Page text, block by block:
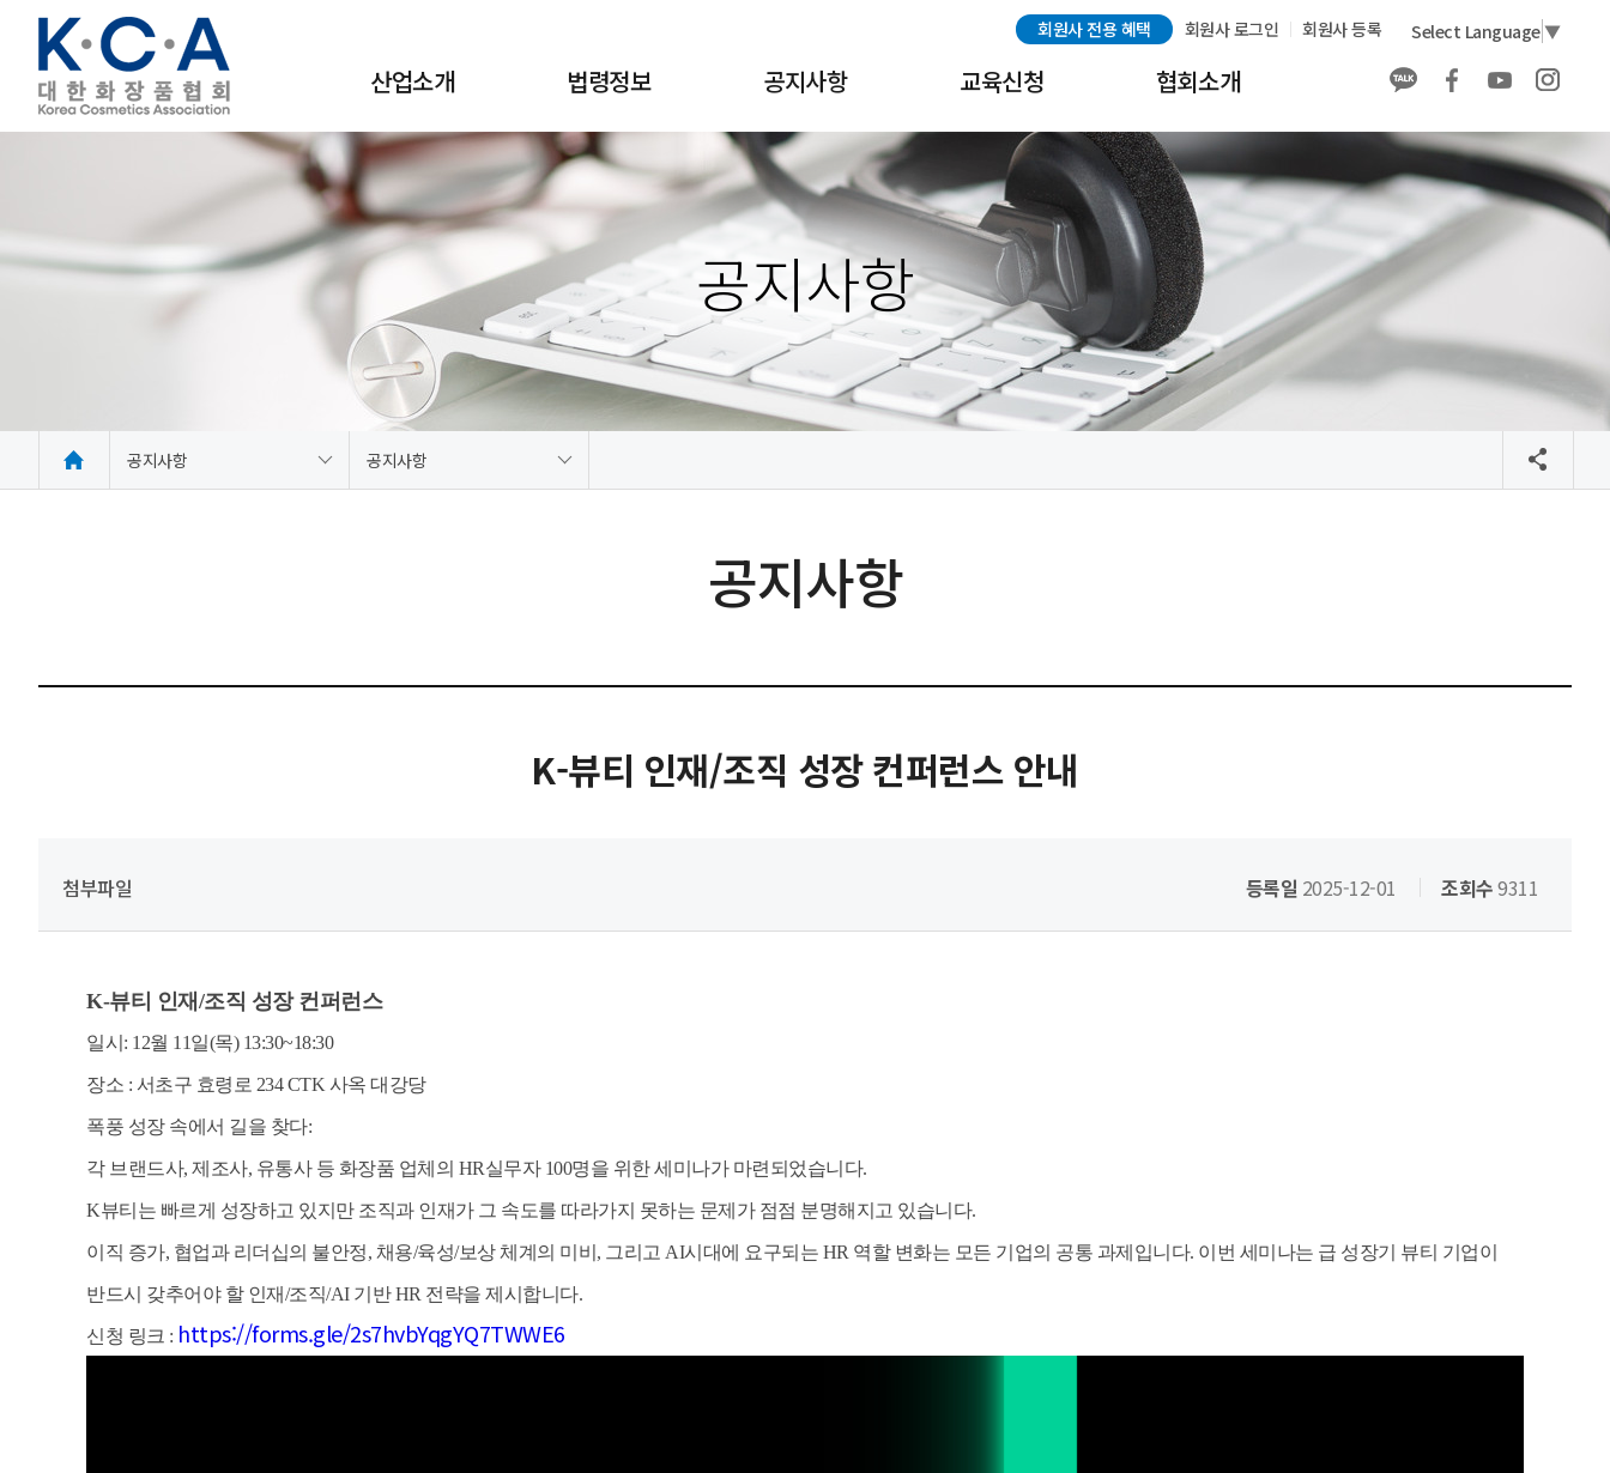
회원사 전용 혜택 회원사 로그인 회원사 등록 Select Language▼
산업소개
사회적·경제적 가치
화장품 시장정보
법령정보
국내법령
중국법령
나고야 의정서
공지사항
공지사항
협회일정
교육신청
교육신청
교육수료증출력
협회소개
협회소개
회원사 소개
회원사 전용 혜택
회원가입
발간물 구매 안내
배너 광고 안내
공지사항
공지사항 공지사항
공지사항
K-뷰티 인재/조직 성장 컨퍼런스 안내
첨부파일 등록일 2025-12-01 조회수9311
K-뷰티 인재/조직 성장 컨퍼런스
일시: 12월 11일(목) 13:30~18:30
장소 : 서초구 효령로 234 CTK 사옥 대강당
폭풍 성장 속에서 길을 찾다:
각 브랜드사, 제조사, 유통사 등 화장품 업체의 HR실무자 100명을 위한 세미나가 마련되었습니다.
K뷰티는 빠르게 성장하고 있지만 조직과 인재가 그 속도를 따라가지 못하는 문제가 점점 분명해지고 있습니다.
이직 증가, 협업과 리더십의 불안정, 채용/육성/보상 체계의 미비, 그리고 AI시대에 요구되는 HR 역할 변화는 모든 기업의 공통 과제입니다. 이번 세미나는 급 성장기 뷰티 기업이
반드시 갖추어야 할 인재/조직/AI 기반 HR 전략을 제시합니다.
신청 링크 : https://forms.gle/2s7hvbYqgYQ7TWWE6